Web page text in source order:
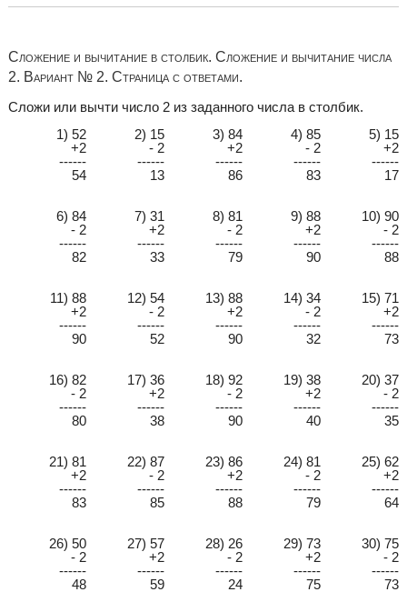
Сложение и вычитание в столбик. Сложение и вычитание числа
2. Вариант № 2. Страница с ответами.
Сложи или вычти число 2 из заданного числа в столбик.
1) 52
2) 15 3) 84 4) 85
5) 15
+2
- 2 +2 - 2
+2
------
------ ------ ------
------
54
13 86 83 17
6) 84 7) 31 8) 81 9) 88
10) 90
- 2
+2 - 2 +2
- 2
------
------ ------ ------
------
82
33 79 90 88
11) 88 12) 54 13) 88 14) 34
15) 71
+2
- 2 +2 - 2
+2
------
------ ------ ------
------
90
52 90 32 73
16) 82 17) 36 18) 92 19) 38
20) 37
- 2
+2 - 2 +2
- 2
------
------ ------ ------
------
80
38 90 40 35
21) 81 22) 87 23) 86 24) 81
25) 62
+2
- 2 +2 - 2
+2
------
------ ------ ------
------
83
85 88 79 64
26) 50 27) 57 28) 26 29) 73
30) 75
- 2
+2 - 2 +2
- 2
------
------ ------ ------
------
48
59 24 75 73